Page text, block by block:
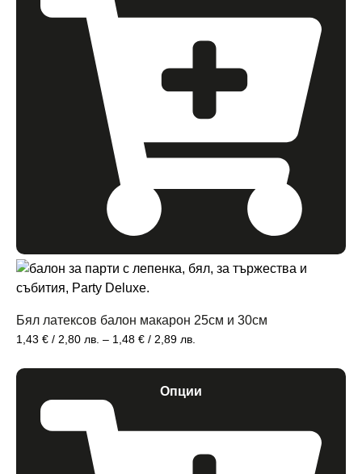
Бял латексов балон макарон 25см и 30см
1,43 € / 2,80 лв. – 1,48 € / 2,89 лв.
Опции